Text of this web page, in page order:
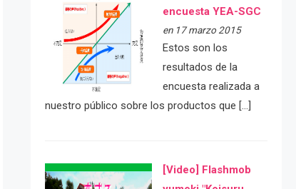
encuesta YEA-SGC
en 17 marzo 2015
Estos son los
resultados de la
encuesta realizada a
nuestro público sobre los productos que […]
[Video] Flashmob